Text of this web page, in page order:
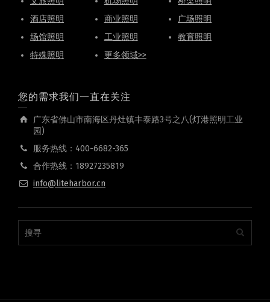
酒店照明
商业照明
广场照明
场馆照明
工业照明
教育照明
特殊照明
更多领域>>
您的需求我们一直在关注
广东省佛山市南海区丹灶镇丰泰路3号之八(灯港照明工业
园)
服务热线：400-6682-365
合作热线：18927235819
info@liteharbor.cn